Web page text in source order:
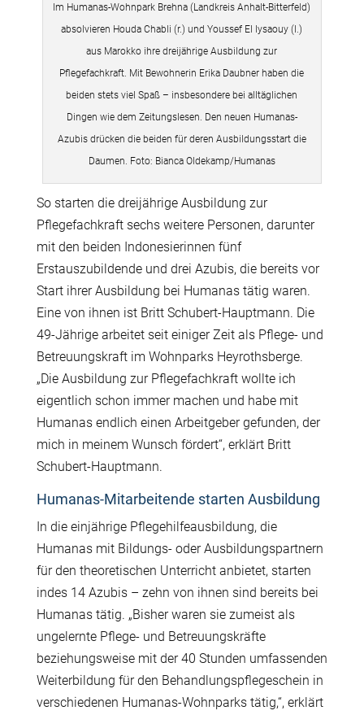
Im Humanas-Wohnpark Brehna (Landkreis Anhalt-Bitterfeld)
absolvieren Houda Chabli (r.) und Youssef El Iysaouy (l.)
aus Marokko ihre dreijährige Ausbildung zur
Pflegefachkraft. Mit Bewohnerin Erika Daubner haben die
beiden stets viel Spaß – insbesondere bei alltäglichen
Dingen wie dem Zeitungslesen. Den neuen Humanas-
Azubis drücken die beiden für deren Ausbildungsstart die
Daumen. Foto: Bianca Oldekamp/Humanas
So starten die dreijährige Ausbildung zur
Pflegefachkraft sechs weitere Personen, darunter
mit den beiden Indonesierinnen fünf
Erstauszubildende und drei Azubis, die bereits vor
Start ihrer Ausbildung bei Humanas tätig waren.
Eine von ihnen ist Britt Schubert-Hauptmann. Die
49-Jährige arbeitet seit einiger Zeit als Pflege- und
Betreuungskraft im Wohnparks Heyrothsberge.
„Die Ausbildung zur Pflegefachkraft wollte ich
eigentlich schon immer machen und habe mit
Humanas endlich einen Arbeitgeber gefunden, der
mich in meinem Wunsch fördert“, erklärt Britt
Schubert-Hauptmann.
Humanas-Mitarbeitende starten Ausbildung
In die einjährige Pflegehilfeausbildung, die
Humanas mit Bildungs- oder Ausbildungspartnern
für den theoretischen Unterricht anbietet, starten
indes 14 Azubis – zehn von ihnen sind bereits bei
Humanas tätig. „Bisher waren sie zumeist als
ungelernte Pflege- und Betreuungskräfte
beziehungsweise mit der 40 Stunden umfassenden
Weiterbildung für den Behandlungspflegeschein in
verschiedenen Humanas-Wohnparks tätig,“, erklärt